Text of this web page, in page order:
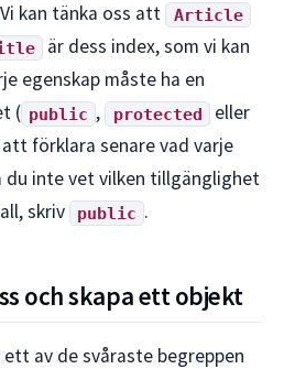
kan tänka oss att Article
är dess index, som vi kan
egenskap måste ha en
( public , protected eller
förklara senare vad varje
du inte vet vilken tillgänglighet
skriv
public .
och skapa ett objekt
av de svåraste begreppen